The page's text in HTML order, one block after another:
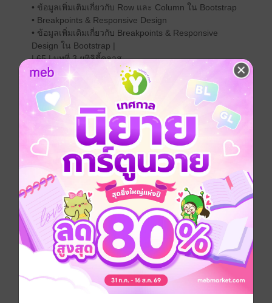
• ข้อมูลเพิ่มเติมเกี่ยวกับ Row และ Column ใน Bootstrap
• Breakpoints & Responsive Design
• ข้อมูลเพิ่มเติมเกี่ยวกับ Breakpoints & Responsive
Design ใน Bootstrap |
| 65 | บทที่ 3 ยูทิลิตี้คลาส
• Utilities Classes ใน Bootstrap
• กลุ่มของ Utilities Classes เพิ่มเติมใน Bootstrap
• โครงสร้างของ Spacing Utility Classes
• การจัดตำแหน่ง Text & Display ใน Bootstrap
• สีและพื้นหลังใน Bootstrap 5
• ขนาดตัวอักษรและน้ำหนักตัวอักษรใน Bootstrap (.fs-,
.fw-) |
| 117 | บทที่ 4 คอมโพเนนต์
• Bootstrap Components คืออะไร?
• Navbar – เมนูนำทาง คืออะไร?
• Buttons – ปุ่มกดใน Bootstrap
• Forms & Inputs ใน Bootstrap
• Cards ใน Bootstrap คืออะไร?
• Alerts & Badges ใน Bootstrap
• Modals & Popovers – กล่องแจ้งเตือนใน Bootstrap |
| 186 | บทที่ 5 เฟล็กบอกซ์และเรสปอนซีฟดีไซด์
• Flexbox & Responsive Design คืออะไร?
• คุณสมบัติสำคัญของ Flexbox